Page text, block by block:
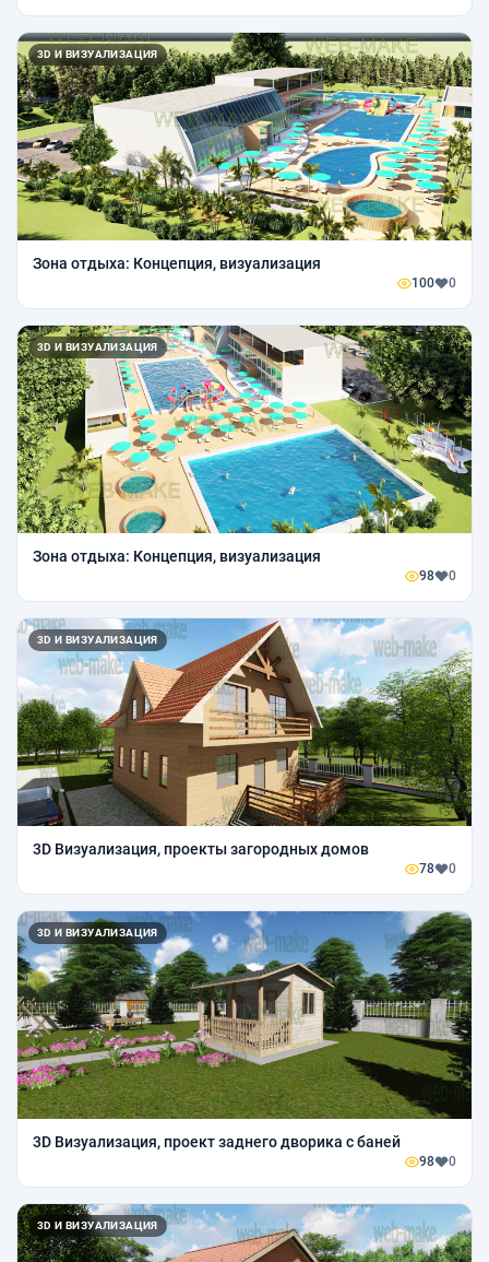
3D И ВИЗУАЛИЗАЦИЯ
Зона отдыха: Концепция, визуализация
100 0
3D И ВИЗУАЛИЗАЦИЯ
Зона отдыха: Концепция, визуализация
98 0
3D И ВИЗУАЛИЗАЦИЯ
3D Визуализация, проекты загородных домов
78 0
3D И ВИЗУАЛИЗАЦИЯ
3D Визуализация, проект заднего дворика с баней
98 0
3D И ВИЗУАЛИЗАЦИЯ